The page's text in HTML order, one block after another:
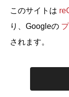
このサイトは
り、Googleの
されます。